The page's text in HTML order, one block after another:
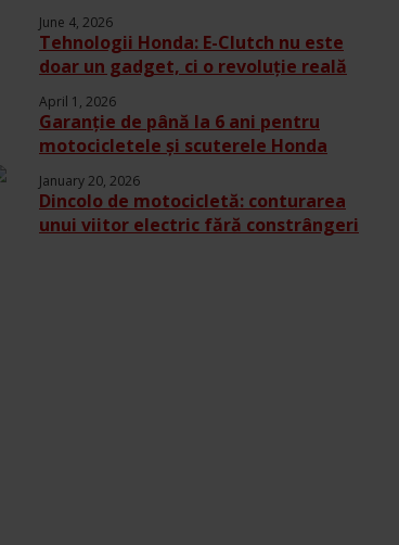
June 4, 2026
Tehnologii Honda: E-Clutch nu este
doar un gadget, ci o revoluție reală
April 1, 2026
Garanție de până la 6 ani pentru
motocicletele și scuterele Honda
January 20, 2026
Dincolo de motocicletă: conturarea
unui viitor electric fără constrângeri